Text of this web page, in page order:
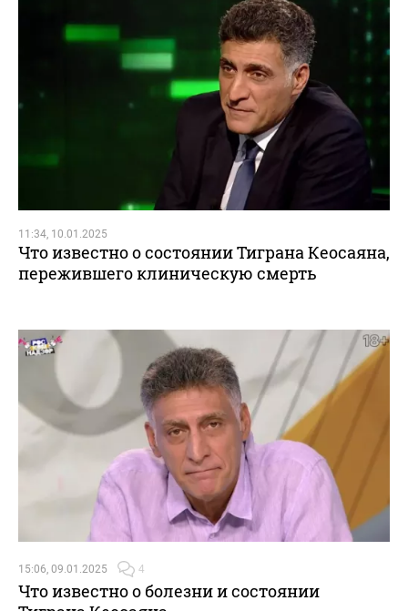
11:34, 10.01.2025
Что известно о состоянии Тиграна Кеосаяна,
пережившего клиническую смерть
15:06, 09.01.2025 4
Что известно о болезни и состоянии